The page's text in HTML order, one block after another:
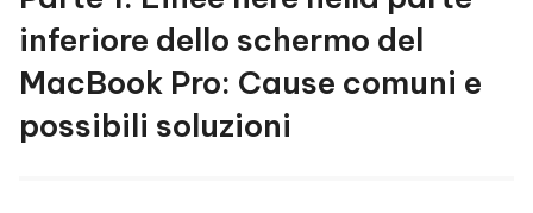
inferiore dello schermo del
MacBook Pro: Cause comuni e
possibili soluzioni